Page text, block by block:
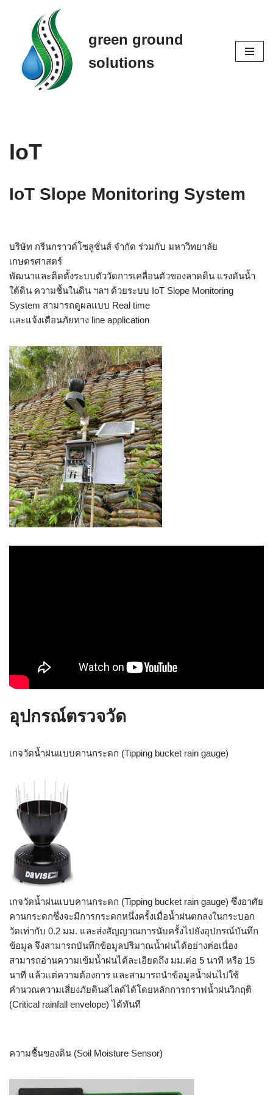
content
green ground
solutions
IoT
IoT Slope Monitoring System
บริษัท กรีนกราวด์โซลูชั่นส์ จำกัด ร่วมกับ มหาวิทยาลัย
เกษตรศาสตร์
พัฒนาและติดตั้งระบบตัววัดการเคลื่อนตัวของลาดดิน แรงดันน้ำ
ใต้ดิน ความชื้นในดิน ฯลฯ ด้วยระบบ IoT Slope Monitoring
System สามารถดูผลแบบ Real time
และแจ้งเตือนภัยทาง line application
อุปกรณ์ตรวจวัด
เกจวัดน้ำฝนแบบคานกระดก (Tipping bucket rain gauge)
เกจวัดน้ำฝนแบบคานกระดก (Tipping bucket rain gauge) ซึ่งอาศัย
คานกระดกซึ่งจะมีการกระดกหนึ่งครั้งเมื่อน้ำฝนตกลงในกระบอก
วัดเท่ากับ 0.2 มม. และส่งสัญญาณการนับครั้งไปยังอุปกรณ์บันทึก
ข้อมูล จึงสามารถบันทึกข้อมูลปริมาณน้ำฝนได้อย่างต่อเนื่อง
สามารถอ่านความเข้มน้ำฝนได้ละเอียดถึง มม.ต่อ 5 นาที หรือ 15
นาที แล้วแต่ความต้องการ และสามารถนำข้อมูลน้ำฝนไปใช้
คำนวณความเสี่ยงภัยดินสไลด์ได้โดยหลักการกราฟน้ำฝนวิกฤติ
(Critical rainfall envelope) ได้ทันที
ความชื้นของดิน (Soil Moisture Sensor)